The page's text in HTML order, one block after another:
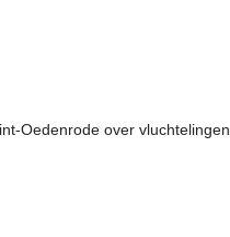
Oedenrode over vluchtelingen